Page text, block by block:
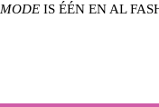
MODE IS ÉÉN EN AL